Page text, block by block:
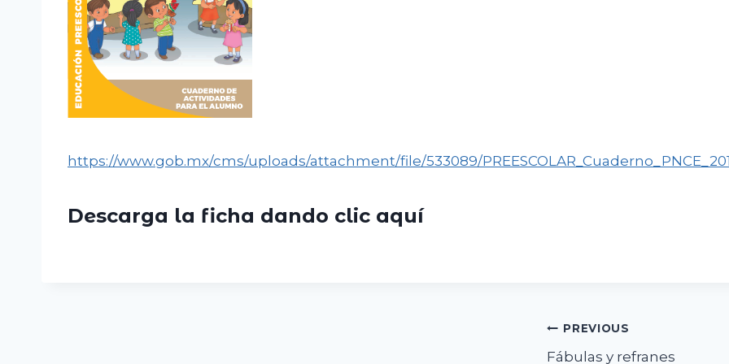
https://www.gob.mx/cms/uploads/attachment/file/533089/
Descarga la ficha dando clic aquí
PREVIOUS
Fábulas y refranes